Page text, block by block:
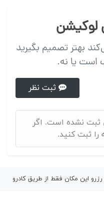
لوکیشن
بهتر تصمیم بگیرید
است یا نه.
ثبت نشده است. اگر
را ثبت کنید.
این مکان فقط از طریق کادرو